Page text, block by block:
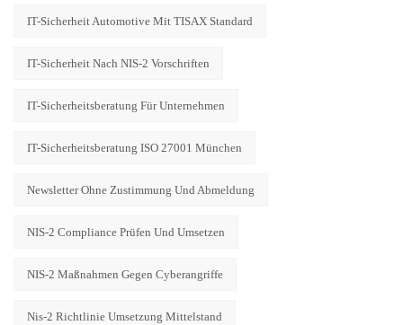
IT-Sicherheit Automotive Mit TISAX Standard
IT-Sicherheit Nach NIS-2 Vorschriften
IT-Sicherheitsberatung Für Unternehmen
IT-Sicherheitsberatung ISO 27001 München
Newsletter Ohne Zustimmung Und Abmeldung
NIS-2 Compliance Prüfen Und Umsetzen
NIS-2 Maßnahmen Gegen Cyberangriffe
Nis-2 Richtlinie Umsetzung Mittelstand